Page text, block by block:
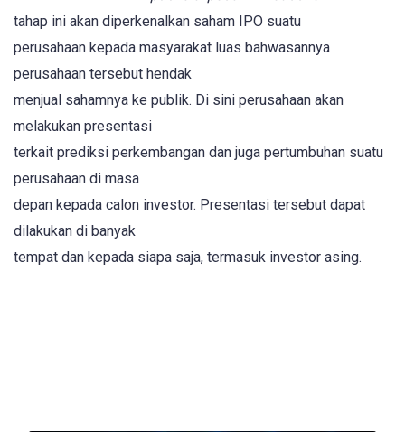
tahap ini akan diperkenalkan saham IPO suatu
perusahaan kepada masyarakat luas bahwasannya
perusahaan tersebut hendak
menjual sahamnya ke publik. Di sini perusahaan akan
melakukan presentasi
terkait prediksi perkembangan dan juga pertumbuhan suatu
perusahaan di masa
depan kepada calon investor. Presentasi tersebut dapat
dilakukan di banyak
tempat dan kepada siapa saja, termasuk investor asing.